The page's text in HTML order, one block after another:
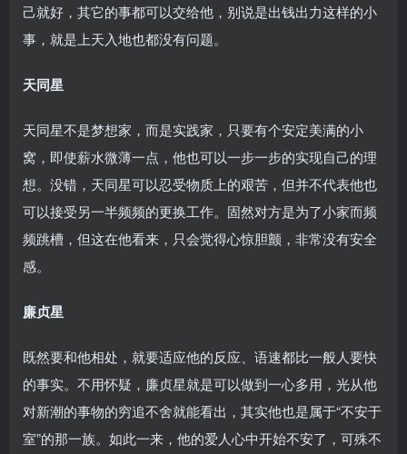
己就好，其它的事都可以交给他，别说是出钱出力这样的小
事，就是上天入地也都没有问题。
天同星
天同星不是梦想家，而是实践家，只要有个安定美满的小
窝，即使薪水微薄一点，他也可以一步一步的实现自己的理
想。没错，天同星可以忍受物质上的艰苦，但并不代表他也
可以接受另一半频频的更换工作。固然对方是为了小家而频
频跳槽，但这在他看来，只会觉得心惊胆颤，非常没有安全
感。
廉贞星
既然要和他相处，就要适应他的反应、语速都比一般人要快
的事实。不用怀疑，廉贞星就是可以做到一心多用，光从他
对新潮的事物的穷追不舍就能看出，其实他也是属于“不安于
室”的那一族。如此一来，他的爱人心中开始不安了，可殊不